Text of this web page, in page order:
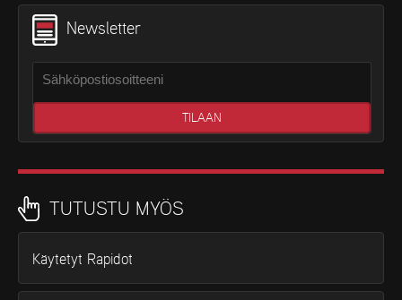
Newsletter
TUTUSTU MYÖS
Käytetyt Rapidot